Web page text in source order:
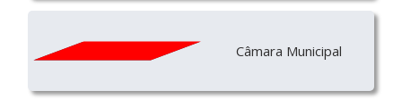
Câmara Municipal